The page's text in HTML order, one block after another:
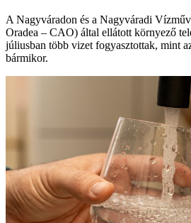
A Nagyváradon és a Nagyváradi
Oradea – CAO) által ellátott környező
júliusban több vizet fogyasztottak, mint
bármikor.